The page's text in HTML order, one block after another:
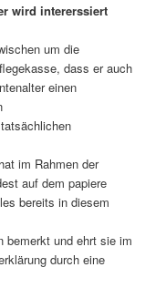
wird intererssiert
um die
dass er auch
einen
im Rahmen der
auf dem papiere
bereits in diesem
bemerkt und ehrt sie im
durch eine